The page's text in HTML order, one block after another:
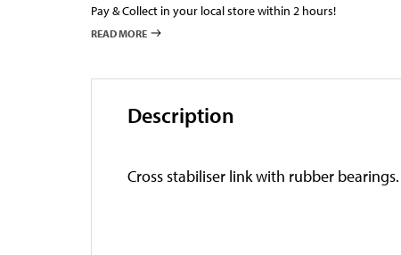
Pay & Collect in your local store within 2 hours!
READ MORE
Description
Cross stabiliser link with rubber bearings.